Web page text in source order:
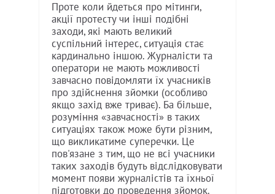
Проте коли йдеться про мітинги,
акції протесту чи інші подібні
заходи, які мають великий
суспільний інтерес, ситуація стає
кардинально іншою. Журналісти та
оператори не мають можливості
завчасно повідомляти їх учасників
про здійснення зйомки (особливо
якщо захід вже триває). Ба більше,
розуміння «завчасності» в таких
ситуаціях також може бути різним,
що викликатиме суперечки. Це
пов'язане з тим, що не всі учасники
таких заходів будуть відслідковувати
момент появи журналістів та їхньої
підготовки до проведення зйомок.